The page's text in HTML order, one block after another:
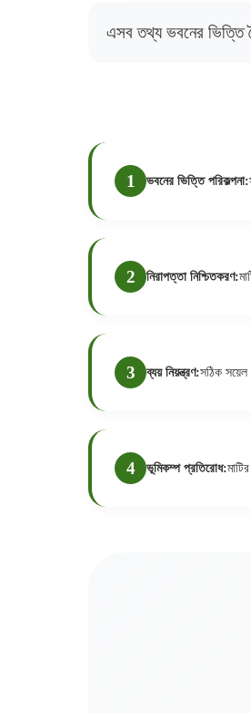
এসব তথ্য ভবনের ভিত্তি
ভবনের ভিত্তি পরিকল্পনা:
নিরাপত্তা নিশ্চিতকরণ:
ব্যয় নিয়ন্ত্রণ:সঠিক সয়েল
ভূমিকম্প প্রতিরোধ: